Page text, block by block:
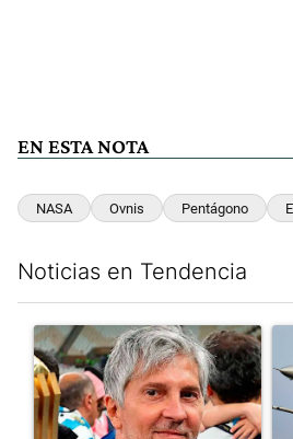
EN ESTA NOTA
NASA Ovnis Pentágono
Noticias en Tendencia
Un artículo de tendencia con el